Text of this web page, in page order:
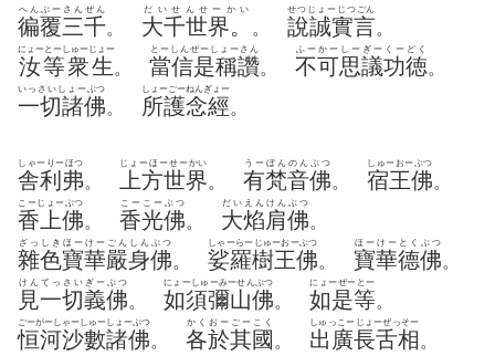
徧覆三千
へんぶーさんぜん
。 大千世界。
だいせんせーかい
。 說誠實言
せつじょーじつごん
。
汝等衆生
にょーとーしゅーじょー
。 當信是稱讚
とーしんぜーしょーさん
。 不可思議功徳
ふーかーしーぎーくーどく
。
一切諸佛
いっさいしょーぶつ
。 所護念經
しょーごーねんぎょー
。
舎利弗
しゃーりーほつ
。 上方世界
じょーほーせーかい
。 有梵音佛
うーぼんのんぶつ
。 宿王佛
しゅーおーぶつ
。
香上佛
こーじょーぶつ
。 香光佛
こーこーぶつ
。 大焰肩佛
だいえんけんぶつ
。
雜色寶華嚴身佛
ざっしきほーけーごんしんぶつ
。 娑羅樹王佛
しゃーらーじゅーおーぶつ
。 寶華德佛
ほーけーとくぶつ
。
見一切義佛
けんてっさいぎーぶつ
。 如須彌山佛
にょーしゅーみーせんぶつ
。 如是等
にょーぜーとー
。
恒河沙數諸佛
ごーがーしゃーしゅーしょーぶつ
。 各於其國
かくおーごーこく
。 出廣長舌相
しゅっこーじょーぜっそー
。